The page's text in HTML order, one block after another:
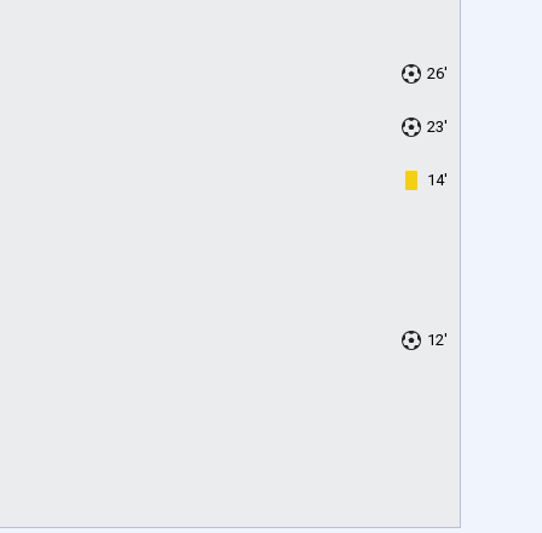
26'
23'
14'
12'